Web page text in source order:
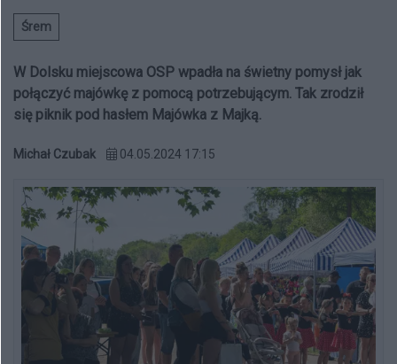
Śrem
W Dolsku miejscowa OSP wpadła na świetny pomysł jak
połączyć majówkę z pomocą potrzebującym. Tak zrodził
się piknik pod hasłem Majówka z Majką.
Michał Czubak 04.05.2024 17:15